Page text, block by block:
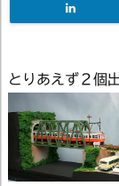
とりあえず２個